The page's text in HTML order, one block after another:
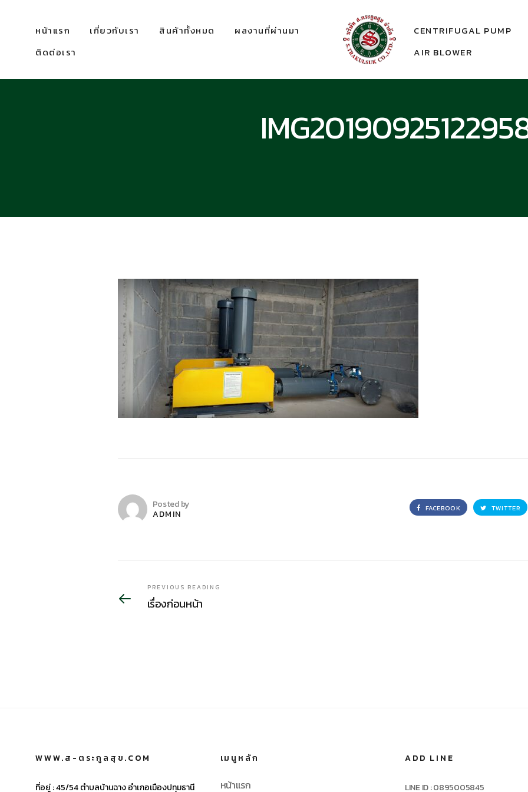
หน้าแรก เกี่ยวกับเรา สินค้าทั้งหมด
ผลงานที่ผ่านมา
ติดต่อเรา
CENTRIFUGAL PUMP
AIR BLOWER
Posted by
ADMIN
FACEBOOK TWITTER
PREVIOUS READING
เรื่องก่อนหน้า
WWW.ส-ตระกูลสุข.COM
ที่อยู่ :45/54 ตำบลบ้านฉาง อำเภอเมืองปทุมธานี
เมนูหลัก
หน้าแรก
ADD LINE
LINE ID : 0895005845